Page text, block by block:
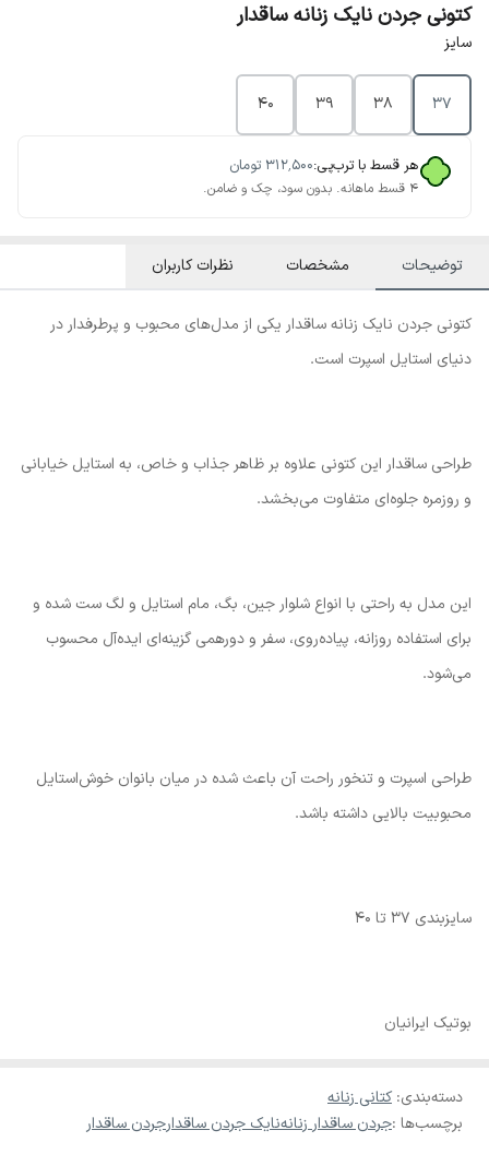
کتونی جردن نایک زنانه ساقدار
سایز
37
38
39
40
هر قسط با ترب‌پی:۳۱۲٬۵۰۰ تومان
۴ قسط ماهانه. بدون سود، چک و ضامن.
توضیحات مشخصات نظرات کاربران
کتونی جردن نایک زنانه ساقدار یکی از مدل‌های محبوب و پرطرفدار در
دنیای استایل اسپرت است.
طراحی ساقدار این کتونی علاوه بر ظاهر جذاب و خاص، به استایل خیابانی
و روزمره جلوه‌ای متفاوت می‌بخشد.
این مدل به راحتی با انواع شلوار جین، بگ، مام استایل و لگ ست شده و
برای استفاده روزانه، پیاده‌روی، سفر و دورهمی گزینه‌ای ایده‌آل محسوب
می‌شود.
طراحی اسپرت و تنخور راحت آن باعث شده در میان بانوان خوش‌استایل
محبوبیت بالایی داشته باشد.
سایزبندی 37 تا 40
بوتیک ایرانیان
دسته‌بندی: کتانی زنانه
برچسب‌ها :جردن ساقدار زنانهنایک جردن ساقدارجردن ساقدار